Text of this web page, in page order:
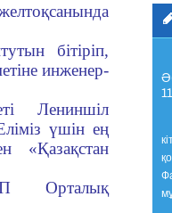
бітіріп,
инженер-
Лениншіл
үшін ең
«Қазақстан
П Орталық